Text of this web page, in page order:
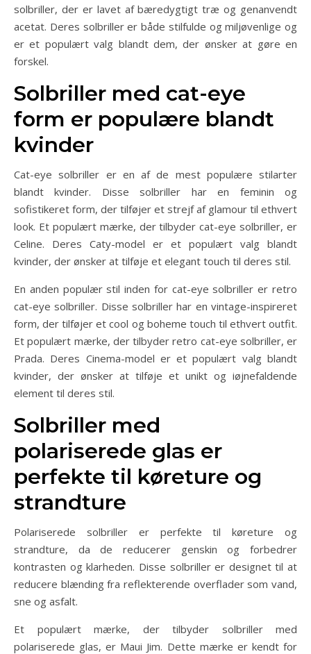
solbriller, der er lavet af bæredygtigt træ og genanvendt
acetat. Deres solbriller er både stilfulde og miljøvenlige og
er et populært valg blandt dem, der ønsker at gøre en
forskel.
Solbriller med cat-eye
form er populære blandt
kvinder
Cat-eye solbriller er en af de mest populære stilarter
blandt kvinder. Disse solbriller har en feminin og
sofistikeret form, der tilføjer et strejf af glamour til ethvert
look. Et populært mærke, der tilbyder cat-eye solbriller, er
Celine. Deres Caty-model er et populært valg blandt
kvinder, der ønsker at tilføje et elegant touch til deres stil.
En anden populær stil inden for cat-eye solbriller er retro
cat-eye solbriller. Disse solbriller har en vintage-inspireret
form, der tilføjer et cool og boheme touch til ethvert outfit.
Et populært mærke, der tilbyder retro cat-eye solbriller, er
Prada. Deres Cinema-model er et populært valg blandt
kvinder, der ønsker at tilføje et unikt og iøjnefaldende
element til deres stil.
Solbriller med
polariserede glas er
perfekte til køreture og
strandture
Polariserede solbriller er perfekte til køreture og
strandture, da de reducerer genskin og forbedrer
kontrasten og klarheden. Disse solbriller er designet til at
reducere blænding fra reflekterende overflader som vand,
sne og asfalt.
Et populært mærke, der tilbyder solbriller med
polariserede glas, er Maui Jim. Dette mærke er kendt for